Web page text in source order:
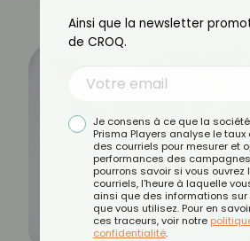
Ainsi que la newsletter
de CROQ.
Je consens à ce que la
Prisma Players analyse le taux
des courriels pour mesurer et
performances des
pourrons savoir si vous ouvrez
courriels, l'heure à laquelle
ainsi que des informations sur
que vous utilisez. Pour en
ces traceurs, voir notre
confidentialité.